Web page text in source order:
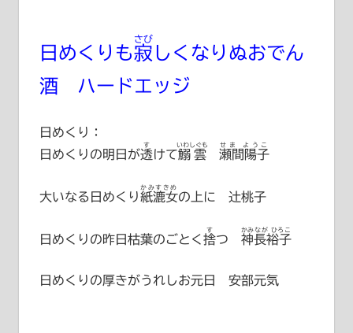
日めくりも寂
さび
しくなりぬおでん
酒 ハードエッジ
日めくり：
日めくりの明日が透
す
けて鰯雲
いわしぐも
瀬間陽子
せま ようこ
大いなる日めくり紙漉女
かみすきめ
の上に 辻桃子
日めくりの昨日枯葉のごとく 捨
す
つ 神長裕子
かみなが ひろこ
日めくりの厚きがうれしお元日 安部元気